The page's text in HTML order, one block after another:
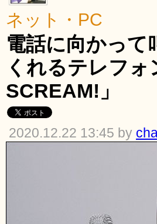
ネット・PC
電話に向かって
くれるテレフ
SCREAM!」
2020.12.22 13:45 by